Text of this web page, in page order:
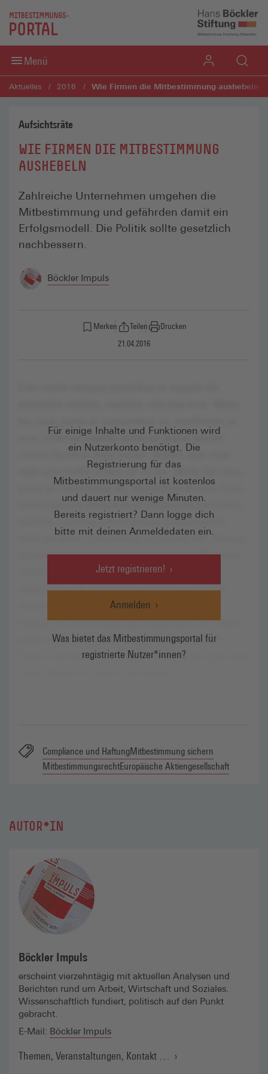
Direkt zum Inhaltsbereich
Direkt zum Fußbereich
Menü
Aktuelles 2016 Wie Firmen die Mitbestimmung aushebeln
Aufsichtsräte
WIE FIRMEN DIE MITBESTIMMUNG
AUSHEBELN
Zahlreiche Unternehmen umgehen die
Mitbestimmung und gefährden damit ein
Erfolgsmodell. Die Politik sollte gesetzlich
nachbessern.
Böckler Impuls
Merken Teilen
Drucken
21.04.2016
Für einige Inhalte und Funktionen wird
ein Nutzerkonto benötigt. Die
Registrierung für das
Mitbestimmungsportal ist kostenlos
und dauert nur wenige Minuten.
Bereits registriert? Dann logge dich
bitte mit deinen Anmeldedaten ein.
Jetzt registrieren!
Anmelden
Was bietet das Mitbestimmungsportal für
registrierte Nutzer*innen?
Compliance und HaftungMitbestimmung sichern
MitbestimmungsrechtEuropäische Aktiengesellschaft
AUTOR*IN
Böckler Impuls
erscheint vierzehntägig mit aktuellen Analysen und
Berichten rund um Arbeit, Wirtschaft und Soziales.
Wissenschaft­lich fundiert, politisch auf den Punkt
gebracht.
E-Mail: Böckler Impuls
Themen, Veranstaltungen, Kontakt … (externer Link, öffnet in